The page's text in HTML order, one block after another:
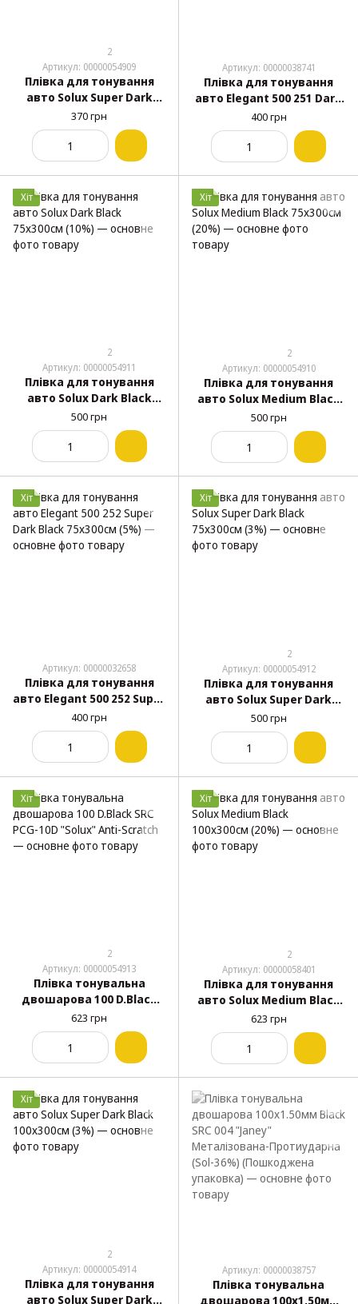
2
Артикул: 00000054909
Плівка для тонування
авто Solux Super Dark
Black 50х300см (3%)
370 грн
Артикул: 00000038741
Плівка для тонування
авто Elegant 500 251 Dark
Black 75х300см (10%)
400 грн
Хіт
2
Артикул: 00000054911
Плівка для тонування
авто Solux Dark Black
75х300см (10%)
500 грн
Хіт
2
Артикул: 00000054910
Плівка для тонування
авто Solux Medium Black
75х300см (20%)
500 грн
Хіт
Артикул: 00000032658
Плівка для тонування
авто Elegant 500 252 Super
Dark Black 75х300см (5%)
400 грн
Хіт
2
Артикул: 00000054912
Плівка для тонування
авто Solux Super Dark
Black 75х300см (3%)
500 грн
Хіт
2
Артикул: 00000054913
Плівка тонувальна
двошарова 100 D.Black
SRC PCG-10D "Solux" Anti-
Scratch
623 грн
Хіт
2
Артикул: 00000058401
Плівка для тонування
авто Solux Medium Black
100х300см (20%)
623 грн
Хіт
2
Артикул: 00000054914
Плівка для тонування
авто Solux Super Dark
Артикул: 00000038757
Плівка тонувальна
двошарова 100х1.50мм